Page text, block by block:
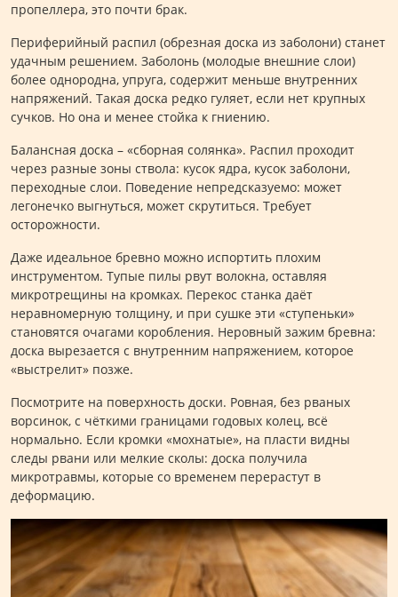
пропеллера, это почти брак.
Периферийный распил (обрезная доска из заболони) станет
удачным решением. Заболонь (молодые внешние слои)
более однородна, упруга, содержит меньше внутренних
напряжений. Такая доска редко гуляет, если нет крупных
сучков. Но она и менее стойка к гниению.
Балансная доска – «сборная солянка». Распил проходит
через разные зоны ствола: кусок ядра, кусок заболони,
переходные слои. Поведение непредсказуемо: может
легонечко выгнуться, может скрутиться. Требует
осторожности.
Даже идеальное бревно можно испортить плохим
инструментом. Тупые пилы рвут волокна, оставляя
микротрещины на кромках. Перекос станка даёт
неравномерную толщину, и при сушке эти «ступеньки»
становятся очагами коробления. Неровный зажим бревна:
доска вырезается с внутренним напряжением, которое
«выстрелит» позже.
Посмотрите на поверхность доски. Ровная, без рваных
ворсинок, с чёткими границами годовых колец, всё
нормально. Если кромки «мохнатые», на пласти видны
следы рвани или мелкие сколы: доска получила
микротравмы, которые со временем перерастут в
деформацию.